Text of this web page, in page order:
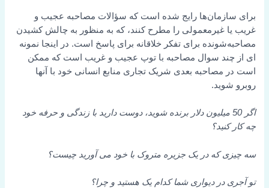
برای سازمان‌ها رایج شده است که سؤالات مصاحبه عجیب و
غریب یا غیرمعمولی را مطرح کنند، که به منظور به چالش کشیدن
مصاحبه‌شونده برای تفکر خلاقانه برای پاسخ است. در اینجا نمونه
ای از چند سوال مصاحبه با توپ عجیب و غریب است که ممکن
است در مصاحبه بعدی شریک تجاری منابع انسانی خود با آنها
روبرو شوید.
اگر 50 میلیون دلار برنده شوید، دوست دارید با زندگی و حرفه خود
چه کار کنید؟
سه چیزی که در یک جزیره متروک با خود می آورید چیست؟
تو آجری در دیواری شما کدام یک هستید و چرا؟